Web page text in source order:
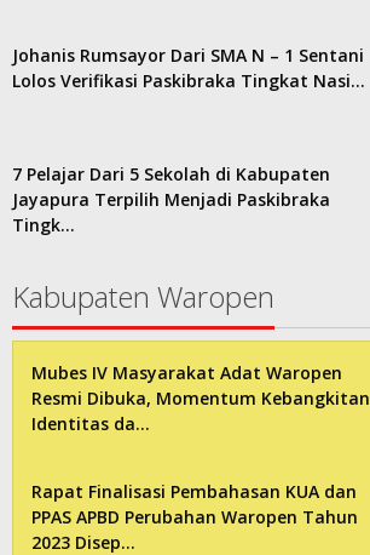
Johanis Rumsayor Dari SMA N – 1 Sentani
Lolos Verifikasi Paskibraka Tingkat Nasi…
7 Pelajar Dari 5 Sekolah di Kabupaten
Jayapura Terpilih Menjadi Paskibraka
Tingk…
Kabupaten Waropen
Mubes IV Masyarakat Adat Waropen
Resmi Dibuka, Momentum Kebangkitan
Identitas da…
Rapat Finalisasi Pembahasan KUA dan
PPAS APBD Perubahan Waropen Tahun
2023 Disep…